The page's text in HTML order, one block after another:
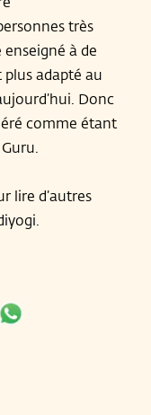
très
à de
plus adapté au
Donc
comme étant
lire d’autres